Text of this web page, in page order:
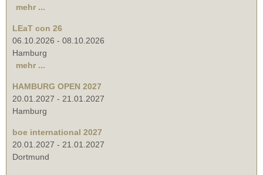
mehr ...
LEaT con 26
06.10.2026 - 08.10.2026
Hamburg
mehr ...
HAMBURG OPEN 2027
20.01.2027 - 21.01.2027
Hamburg
boe international 2027
20.01.2027 - 21.01.2027
Dortmund